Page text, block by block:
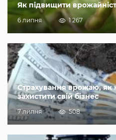
Як підвищити
6 липня 1 267
Страхування врожаю, як
захистити свій бізнес
7 липня 508